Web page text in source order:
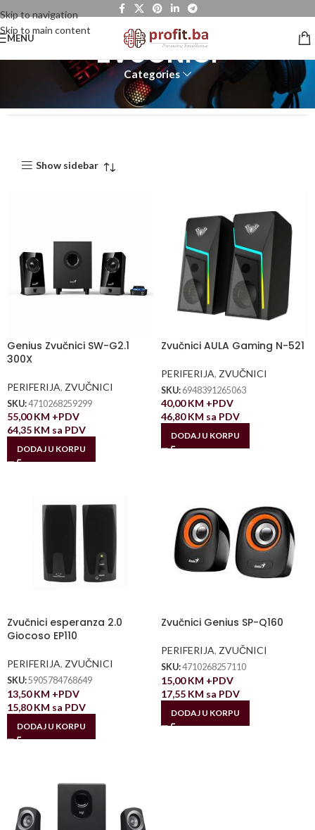
Skip to navigation
Skip to main content
MENU ZVUČNICI
Categories
Show sidebar
Genius Zvučnici SW-G2.1
300X
PERIFERIJA, ZVUČNICI
SKU:4710268259299
55,00KM +PDV
64,35 KM sa PDV
DODAJ U KORPU
Zvučnici AULA Gaming N-521
PERIFERIJA, ZVUČNICI
SKU: 6948391265063
40,00KM +PDV
46,80KM sa PDV
DODAJ U KORPU
Zvučnici esperanza 2.0
Giocoso EP110
PERIFERIJA, ZVUČNICI
SKU:5905784768649
13,50KM +PDV
15,80KM sa PDV
DODAJ U KORPU
Zvučnici Genius SP-Q160
PERIFERIJA, ZVUČNICI
SKU:4710268257110
15,00KM +PDV
17,55 KM sa PDV
DODAJ U KORPU